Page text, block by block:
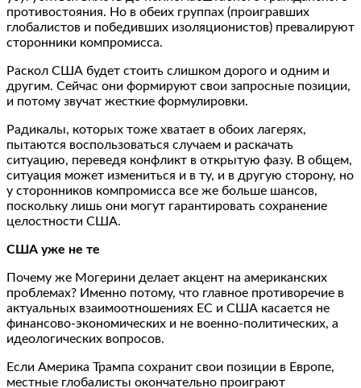
противостояния. Но в обеих группах (проигравших
глобалистов и победивших изоляционистов) превалируют
сторонники компромисса.
Раскол США будет стоить слишком дорого и одним и
другим. Сейчас они формируют свои запросные позиции,
и потому звучат жесткие формулировки.
Радикалы, которых тоже хватает в обоих лагерях,
пытаются воспользоваться случаем и раскачать
ситуацию, переведя конфликт в открытую фазу. В общем,
ситуация может измениться и в ту, и в другую сторону, но
у сторонников компромисса все же больше шансов,
поскольку лишь они могут гарантировать сохранение
целостности США.
США уже не те
Почему же Могерини делает акцент на американских
проблемах? Именно потому, что главное противоречие в
актуальных взаимоотношениях ЕС и США касается не
финансово-экономических и не военно-политических, а
идеологических вопросов.
Если Америка Трампа сохранит свои позиции в Европе,
местные глобалисты окончательно проиграют